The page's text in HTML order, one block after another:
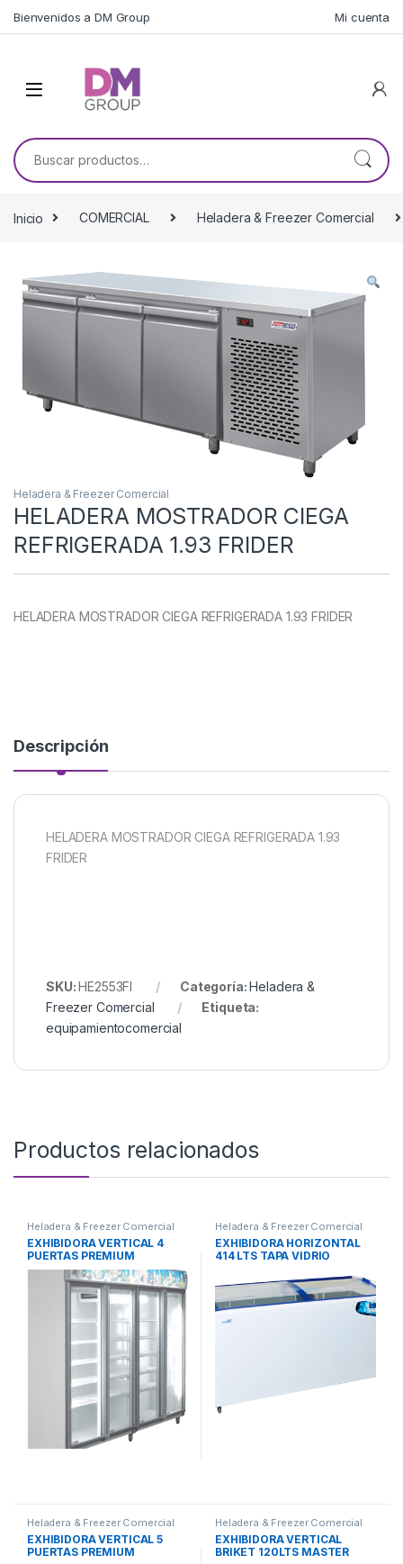
Bienvenidos a DM Group Mi cuenta
Buscar por:
Inicio COMERCIAL Heladera & Freezer Comercial
Heladera & Freezer Comercial
HELADERA MOSTRADOR CIEGA
REFRIGERADA 1.93 FRIDER
HELADERA MOSTRADOR CIEGA REFRIGERADA 1.93 FRIDER
Descripción
HELADERA MOSTRADOR CIEGA REFRIGERADA 1.93
FRIDER
SKU:HE2553FI Categoría:Heladera &
Freezer Comercial
Etiqueta:
equipamientocomercial
Productos relacionados
Heladera & Freezer Comercial
EXHIBIDORA VERTICAL 4
PUERTAS PREMIUM
Heladera & Freezer Comercial
EXHIBIDORA HORIZONTAL
414 LTS TAPA VIDRIO
Heladera & Freezer Comercial
EXHIBIDORA VERTICAL 5
PUERTAS PREMIUM
Heladera & Freezer Comercial
EXHIBIDORA VERTICAL
BRIKET 120LTS MASTER